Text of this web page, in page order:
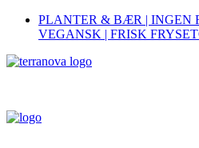
PLANTER & BÆR | INGEN
VEGANSK | FRISK